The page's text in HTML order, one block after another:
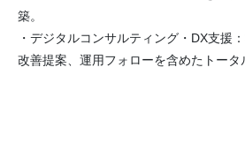
築。
・デジタルコンサルティング・DX支援
改善提案、運用フォローを含めたトータ